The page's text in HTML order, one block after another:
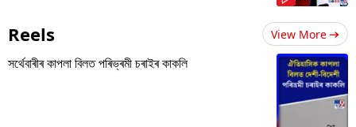
Reels View More
সৰ্থেবাৰীৰ কাপলা বিলত পৰিভ্ৰমী চৰাইৰ কাকলি